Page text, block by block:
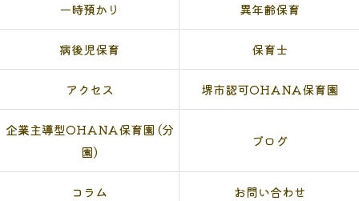
一時預かり 異年齢保育
病後児保育 保育士
アクセス 堺市認可OHANA保育園
企業主導型OHANA保育園 (分
園)
ブログ
コラム お問い合わせ